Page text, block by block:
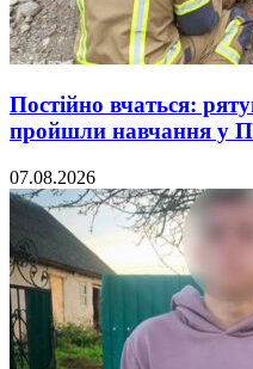
Постійно вчаться:
пройшли навчання у
07.08.2026